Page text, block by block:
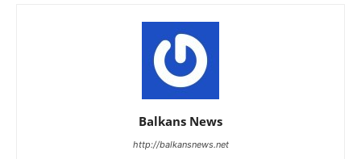
Balkans News
http://balkansnews.net